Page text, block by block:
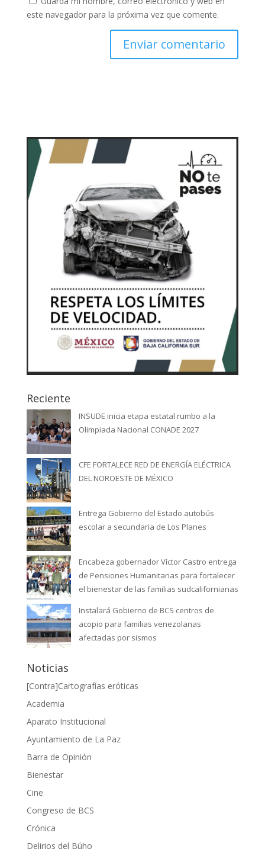
este navegador para la próxima vez que comente.
Reciente
INSUDE inicia etapa estatal rumbo a la
Olimpiada Nacional CONADE 2027
CFE FORTALECE RED DE ENERGÍA ELÉCTRICA
DEL NOROESTE DE MÉXICO
Entrega Gobierno del Estado autobús
escolar a secundaria de Los Planes
Encabeza gobernador Víctor Castro entrega
de Pensiones Humanitarias para fortalecer
el bienestar de las familias sudcalifornianas
Instalará Gobierno de BCS centros de
acopio para familias venezolanas
afectadas por sismos
Noticias
[Contra]Cartografías eróticas
Academia
Aparato Institucional
Ayuntamiento de La Paz
Barra de Opinión
Bienestar
Cine
Congreso de BCS
Crónica
Delirios del Búho